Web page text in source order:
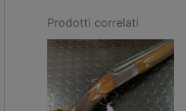
Prodotti correlati